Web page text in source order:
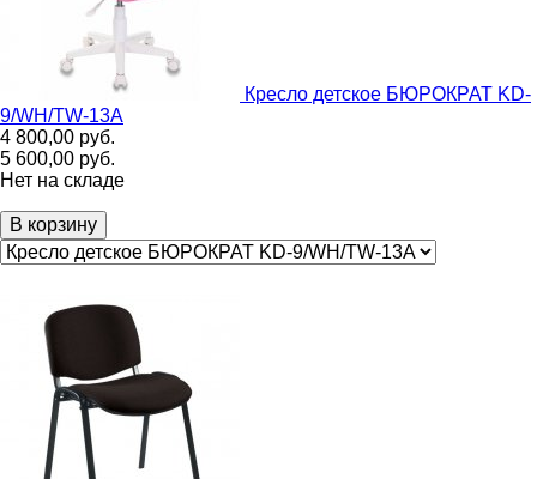
Кресло детское БЮРОКРАТ KD-
9/WH/TW-13A
4 800,00 руб.
5 600,00 руб.
Нет на складе
В корзину